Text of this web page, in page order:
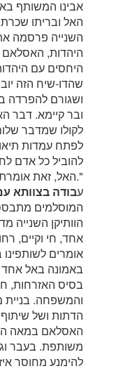
אבינו המשותף
האל ובריתו
השנייה פרסמה
היהדות,
היחסים עם
שהדו-שיח הזה
ושגורם להפרדה
ובר קיימא. דבר
לפתח עמדות
להוביל כל אדם
האל, זאת אומרת על פי טובו של האל, צדקו ואהבתו לכל אחד."
9. עבודה בצוותא
המוסלמים
הוותיקן השנייה
אחד, חי וקיים,
אומרים
באמונה באל אחד
בסיס האזרחות,
והמשפחה. בניית
הדתות ושל שיתוף
האסלאם במאה
משותפת. בעבר